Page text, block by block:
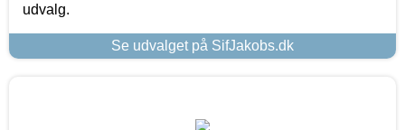
udvalg.
Se udvalget på SifJakobs.dk